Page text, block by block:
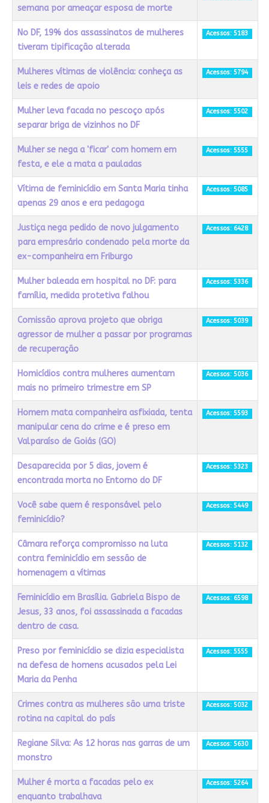
semana por ameaçar esposa de morte
No DF, 19% dos assassinatos de mulheres
tiveram tipificação alterada
Acessos: 5183
Mulheres vítimas de violência: conheça as
leis e redes de apoio
Acessos: 5794
Mulher leva facada no pescoço após
separar briga de vizinhos no DF
Acessos: 5502
Mulher se nega a 'ficar' com homem em
festa, e ele a mata a pauladas
Acessos: 5555
Vítima de feminicídio em Santa Maria tinha
apenas 29 anos e era pedagoga
Acessos: 5085
Justiça nega pedido de novo julgamento
para empresário condenado pela morte da
ex-companheira em Friburgo
Acessos: 6428
Mulher baleada em hospital no DF: para
família, medida protetiva falhou
Acessos: 5336
Comissão aprova projeto que obriga
agressor de mulher a passar por programas
de recuperação
Acessos: 5039
Homicídios contra mulheres aumentam
mais no primeiro trimestre em SP
Acessos: 5036
Homem mata companheira asfixiada, tenta
manipular cena do crime e é preso em
Valparaíso de Goiás (GO)
Acessos: 5593
Desaparecida por 5 dias, jovem é
encontrada morta no Entorno do DF
Acessos: 5323
Você sabe quem é responsável pelo
feminicídio?
Acessos: 5449
Câmara reforça compromisso na luta
contra feminicídio em sessão de
homenagem a vítimas
Acessos: 5132
Feminicídio em Brasília. Gabriela Bispo de
Jesus, 33 anos, foi assassinada a facadas
dentro de casa.
Acessos: 6598
Preso por feminicídio se dizia especialista
na defesa de homens acusados pela Lei
Maria da Penha
Acessos: 5555
Crimes contra as mulheres são uma triste
rotina na capital do país
Acessos: 5032
Regiane Silva: As 12 horas nas garras de um
monstro
Acessos: 5630
Mulher é morta a facadas pelo ex
enquanto trabalhava
Acessos: 5264